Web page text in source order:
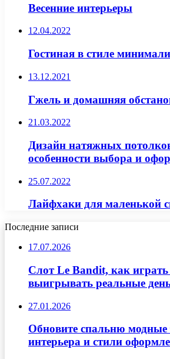
Весенние интерьеры
12.04.2022
Гостиная в стиле
13.12.2021
Гжель и домашняя
21.03.2022
Дизайн натяжных
особенности выбора и
25.07.2022
Лайфхаки для маленькой
Последние записи
17.07.2026
Слот Le Bandit, как
выигрывать реальные
27.01.2026
Обновите спальню модные
интерьера и стили